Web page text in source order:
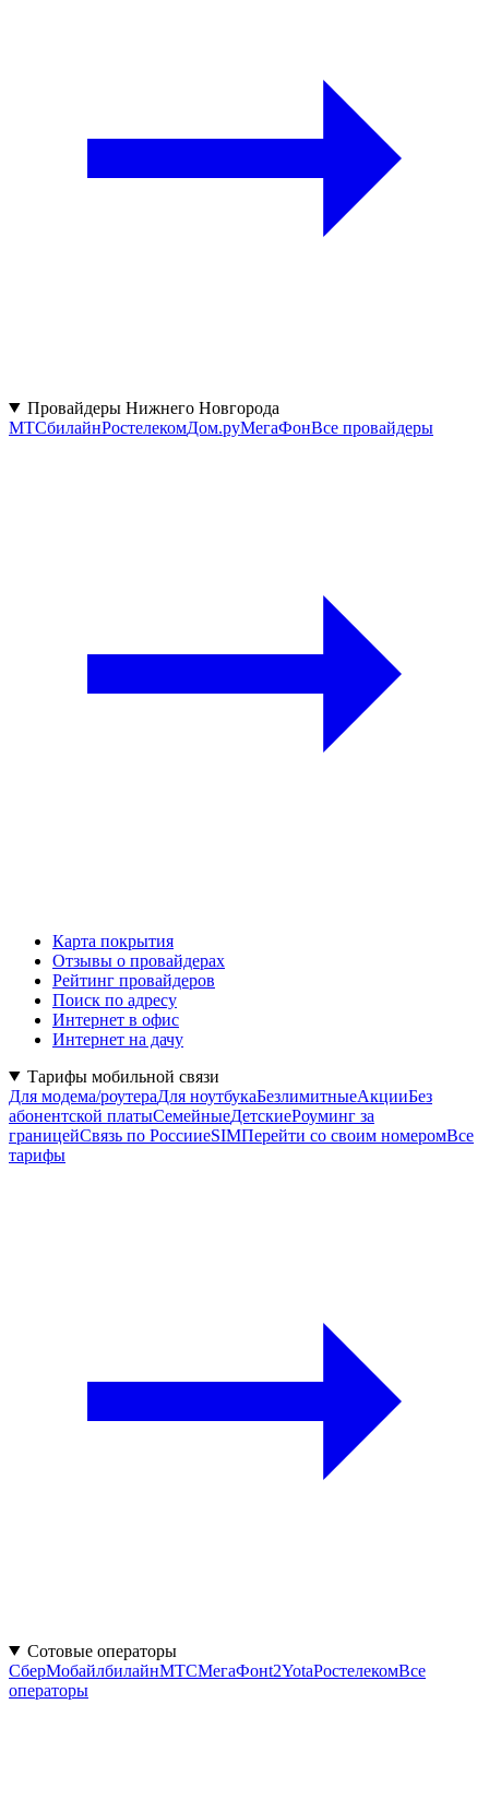
Провайдеры Нижнего Новгорода
МТСбилайнРостелекомДом.руМегаФонВсе провайдеры
Карта покрытия
Отзывы о провайдерах
Рейтинг провайдеров
Поиск по адресу
Интернет в офис
Интернет на дачу
Тарифы мобильной связи
Для модема/роутераДля ноутбукаБезлимитныеАкцииБез
абонентской платыСемейныеДетскиеРоуминг за
границейСвязь по РоссииeSIMПерейти со своим номеромВсе
тарифы
Сотовые операторы
СберМобайлбилайнМТСМегаФонt2YotaРостелекомВсе
операторы